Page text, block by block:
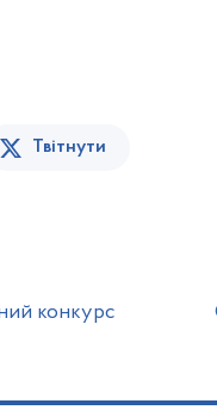
Твітнути
конкурс